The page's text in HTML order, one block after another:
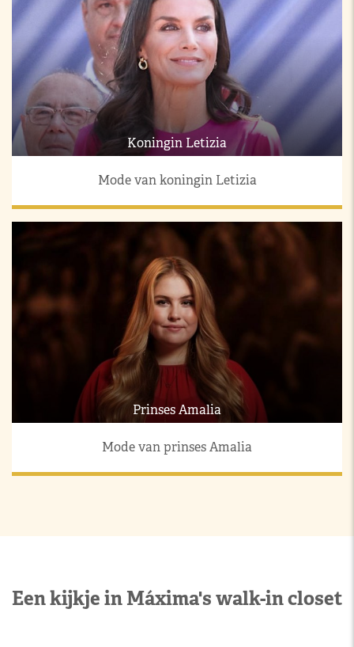
Koningin Letizia
Mode van koningin Letizia
Prinses Amalia
Mode van prinses Amalia
Een kijkje in Máxima's walk-in closet